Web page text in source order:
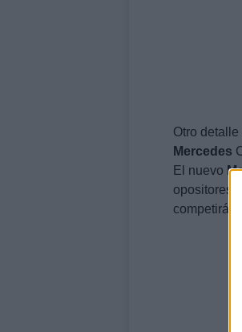
Otro
Mercedes
El nuevo
opositores
competirá